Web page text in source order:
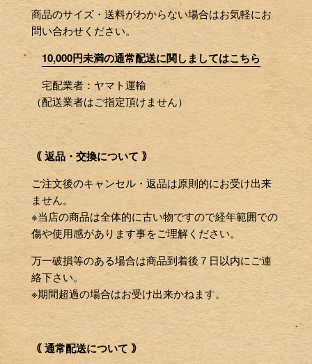
商品のサイズ・送料がわからない場合はお気軽にお
問い合わせください。
10,000円未満の通常配送に関しましてはこちら
宅配業者：ヤマト運輸
（配送業者はご指定頂けません）
｟ 返品・交換について ｠
ご注文後のキャンセル・返品は原則的にお受け出来
ません。
※当店の商品は全体的に古い物ですので経年範囲での
傷や使用感があります事をご理解ください。
万一破損等のある場合は商品到着後７日以内にご連
絡下さい。
※期間超過の場合はお受け出来かねます。
｟ 通常配送について ｠